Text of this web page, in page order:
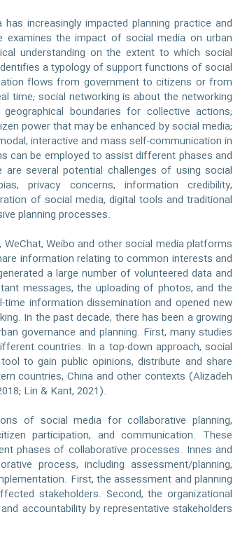
increasingly impacted planning practice and
the impact of social media on urban
understanding on the extent to which social
a typology of support functions of social
flows from government to citizens or from
time; social networking is about the networking
boundaries for collective actions;
power that may be enhanced by social media;
interactive and mass self-communication in
can be employed to assist different phases and
several potential challenges of using social
privacy concerns, information credibility,
of social media, digital tools and traditional
planning processes.
Weibo and other social media platforms
information relating to common interests and
a large number of volunteered data and
messages, the uploading of photos, and the
information dissemination and opened new
In the past decade, there has been a growing
governance and planning. First, many studies
countries. In a top-down approach, social
to gain public opinions, distribute and share
countries, China and other contexts (Alizadeh
Lin & Kant, 2021).
of social media for collaborative planning,
participation, and communication. These
phases of collaborative processes. Innes and
process, including assessment/planning,
First, the assessment and planning
stakeholders. Second, the organizational
accountability by representative stakeholders